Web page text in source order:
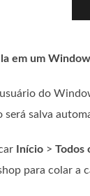
em um
do
será salva
Início > Todos
para colar a